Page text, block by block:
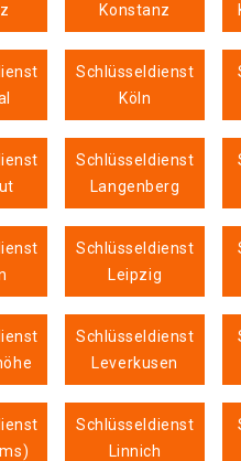
Konstanz
Schlüsseldienst
Köln
Schlüsseldienst
Langenberg
Schlüsseldienst
Leipzig
Schlüsseldienst
Leverkusen
Schlüsseldienst
Linnich